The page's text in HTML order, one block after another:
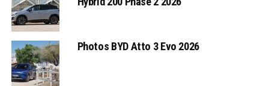
Photos BYD Atto 3 Evo 2026